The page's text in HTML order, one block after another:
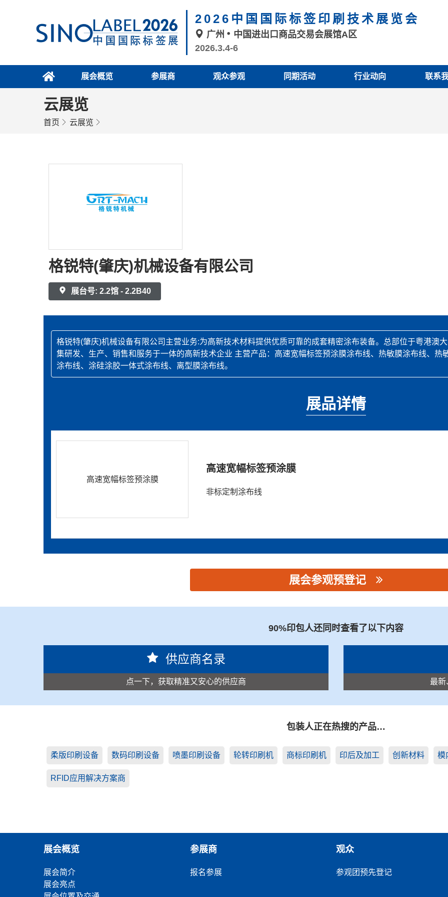
2026中国国际标签印刷技术展览会
广州
中国进出口商品交易会展馆A区
2026.3.4-6
展会概览 参展商 观众参观 同期活动 行业动向 联系
云展览
首页 云展览
格锐特(肇庆)机械设备有限公司
展台号: 2.2馆 - 2.2B40
格锐特(肇庆)机械设备有限公司主营业务:为高新技术材料提供优质可靠的成套精密涂布装备。总部位于粤港澳
集研发、生产、销售和服务于一体的高新技术企业 主营产品：高速宽幅标签预涂膜涂布线、热敏膜涂布线、热
涂布线、涂硅涂胶一体式涂布线、离型膜涂布线。
展品详情
高速宽幅标签预涂膜
高速宽幅标签预涂膜
非标定制涂布线
展会参观预登记
90%印包人还同时查看了以下内容
供应商名录
点一下，获取精准又安心的供应商 最新
包装人正在热搜的产品…
柔版印刷设备 数码印刷设备 喷墨印刷设备 轮转印刷机 商标印刷机 印后及加工 创新材料 模
RFID应用解决方案商
展会概览
展会简介
展会亮点
参展商
报名参展
观众
参观团预先登记